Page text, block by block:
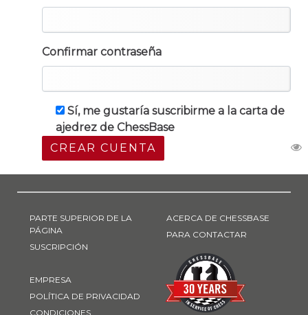
Confirmar contraseña
Sí, me gustaría suscribirme a la carta de
ajedrez de ChessBase
CREAR CUENTA
PARTE SUPERIOR DE LA
PÁGINA
SUSCRIPCIÓN
EMPRESA
POLÍTICA DE PRIVACIDAD
CONDICIONES
ACERCA DE CHESSBASE
PARA CONTACTAR